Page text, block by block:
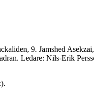
9. Jamshed
Ledare: Nils-Erik